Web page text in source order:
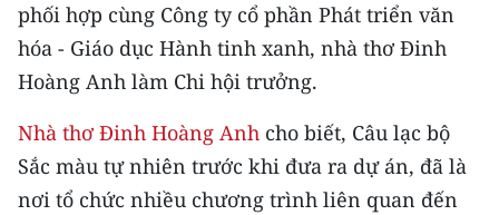
CHƯƠNG TRÌNH OCOP - MỖI XÃ
MỘT SẢN PHẨM
RADIO
MEDIA CENTER
phối hợp cùng Công ty cổ phần Phát triển văn
hóa - Giáo dục Hành tinh xanh, nhà thơ Đinh
Hoàng Anh làm Chi hội trưởng.
Nhà thơ Đinh Hoàng Anh cho biết, Câu lạc bộ
Sắc màu tự nhiên trước khi đưa ra dự án, đã là
nơi tổ chức nhiều chương trình liên quan đến